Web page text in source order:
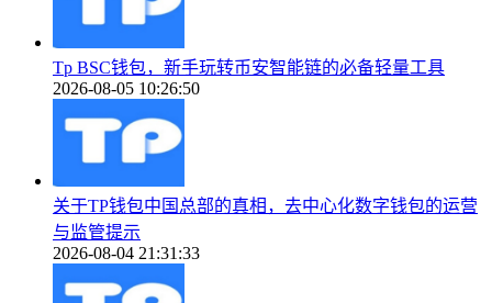
Tp BSC钱包，新手玩转币安智能链的必备轻量工具
2026-08-05 10:26:50
关于TP钱包中国总部的真相，去中心化数字钱包的运营
与监管提示
2026-08-04 21:31:33